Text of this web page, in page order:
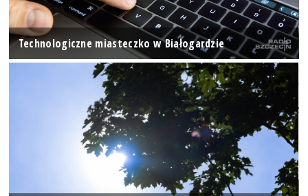
Technologiczne miasteczko w Białogardzie